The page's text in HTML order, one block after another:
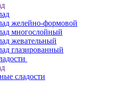
желейно-формовой
многослойный
жевательный
глазированный
сладости